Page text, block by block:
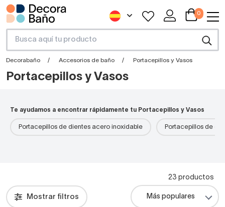
0
Decorabaño Accesorios de baño Portacepillos y Vasos
Portacepillos y Vasos
Te ayudamos a encontrar rápidamente tu Portacepillos y Vasos
Portacepillos de dientes acero inoxidable Portacepillos de
Mostrar filtros
23 productos